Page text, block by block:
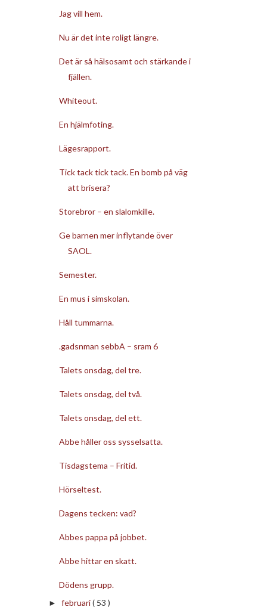
Jag vill hem.
Nu är det inte roligt längre.
Det är så hälsosamt och stärkande i
fjällen.
Whiteout.
En hjälmfoting.
Lägesrapport.
Tick tack tick tack. En bomb på väg
att brisera?
Storebror – en slalomkille.
Ge barnen mer inflytande över
SAOL.
Semester.
En mus i simskolan.
Håll tummarna.
.gadsnman sebbA – sram 6
Talets onsdag, del tre.
Talets onsdag, del två.
Talets onsdag, del ett.
Abbe håller oss sysselsatta.
Tisdagstema – Fritid.
Hörseltest.
Dagens tecken: vad?
Abbes pappa på jobbet.
Abbe hittar en skatt.
Dödens grupp.
► februari( 53 )